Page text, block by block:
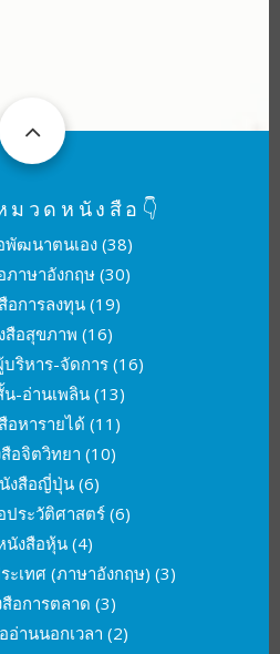
มวดหนังสือ👇
พัฒนาตนเอง(38)
ภาษาอังกฤษ (30)
อการลงทุน(19)
สือสุขภาพ (16)
ริหาร-จัดการ(16)
น-อ่านเพลิน (13)
อหารายได้(11)
อจิตวิทยา (10)
งสือญี่ปุ่น (6)
ประวัติศาสตร์ (6)
นังสือหุ้น(4)
ะเทศ (ภาษาอังกฤษ) (3)
อการตลาด (3)
อ่านนอกเวลา (2)